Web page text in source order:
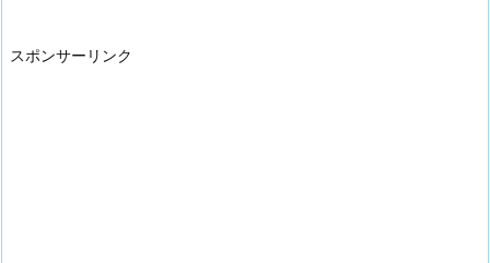
スポンサーリンク